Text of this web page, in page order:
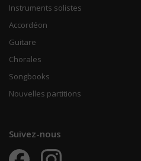
Instruments solistes
Accordéon
Guitare
Chorales
Songbooks
Nouvelles partitions
Suivez-nous